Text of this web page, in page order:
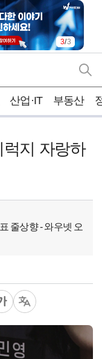
3/3
산업·IT 부동산
럭지 자랑하
줄상향 - 와우넷 오